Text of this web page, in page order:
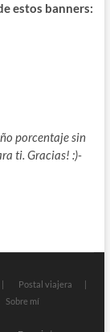
estos banners:
porcentaje sin
ti. Gracias! :)-
Postal viajera
Sobre mí